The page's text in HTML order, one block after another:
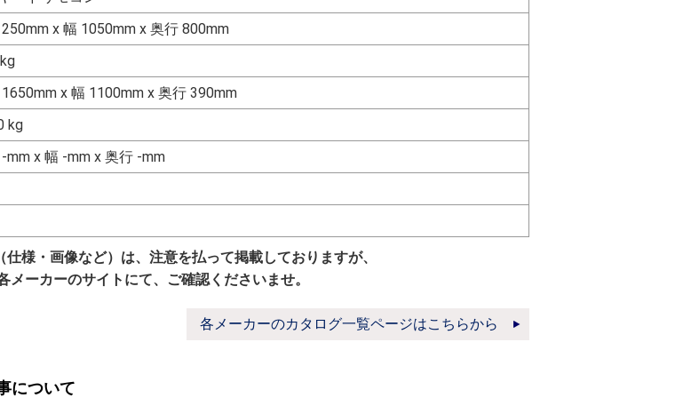
x 幅 1050mm x 奥行 800mm
x 幅 1100mm x 奥行 390mm
kg
mm x 幅 -mm x 奥行 -mm
様・画像など）は、注意を払って掲載しておりますが、
メーカーのサイトにて、ご確認くださいませ。
各メーカーのカタログ一覧ページはこちらから
について